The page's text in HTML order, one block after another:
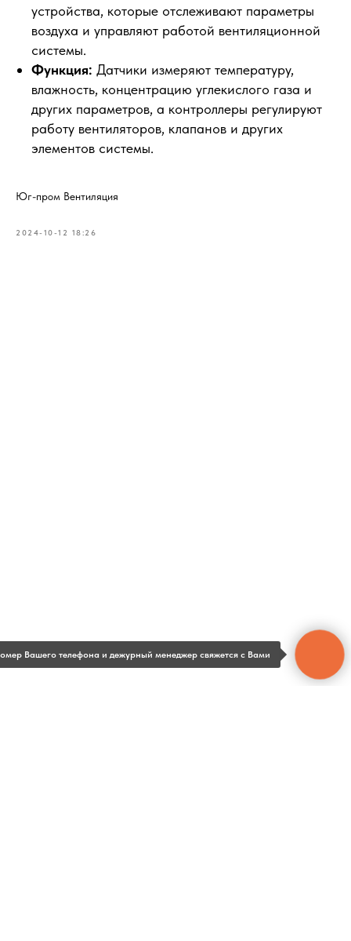
Вашего телефона и дежурный менеджер свяжется с Вами
устройства, которые отслеживают параметры
воздуха и управляют работой вентиляционной
системы.
Функция: Датчики измеряют температуру,
влажность, концентрацию углекислого газа и
других параметров, а контроллеры регулируют
работу вентиляторов, клапанов и других
элементов системы.
Юг-пром Вентиляция
2024-10-12 18:26